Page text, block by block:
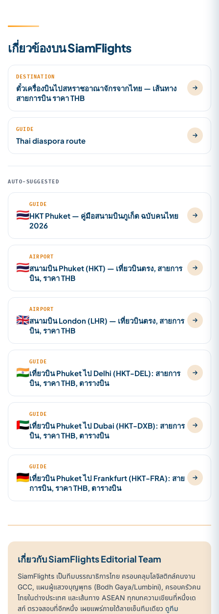
เกี่ยวข้องบน SiamFlights
DESTINATION
ตั๋วเครื่องบินไปสหราชอาณาจักรจากไทย — เส้นทาง
สายการบิน ราคา THB
GUIDE
Thai diaspora route
AUTO-SUGGESTED
🇹🇭
GUIDE
HKT Phuket — คู่มือสนามบินภูเก็ต ฉบับคนไทย
2026
🇹🇭
AIRPORT
สนามบิน Phuket (HKT) — เที่ยวบินตรง, สายการ
บิน, ราคา THB
🇬🇧
AIRPORT
สนามบิน London (LHR) — เที่ยวบินตรง, สายการ
บิน, ราคา THB
🇮🇳
GUIDE
เที่ยวบิน Phuket ไป Delhi (HKT-DEL): สายการ
บิน, ราคา THB, ตารางบิน
🇦🇪
GUIDE
เที่ยวบิน Phuket ไป Dubai (HKT-DXB): สายการ
บิน, ราคา THB, ตารางบิน
🇩🇪
GUIDE
เที่ยวบิน Phuket ไป Frankfurt (HKT-FRA): สาย
การบิน, ราคา THB, ตารางบิน
เกี่ยวกับ SiamFlights Editorial Team
SiamFlights เป็นทีมบรรณาธิการไทย ครอบคลุมโลจิสติกส์คนงาน
GCC, แผนผู้แสวงบุญพุทธ (Bodh Gaya/Lumbini), ครอบครัวคน
ไทยในต่างประเทศ และเส้นทาง ASEAN ทุกบทความเขียนที่หนึ่งเด
สก์ ตรวจสอบที่อีกหนึ่ง เผยแพร่ภายใต้ลายเซ็นทีมเดียว ดูทีม